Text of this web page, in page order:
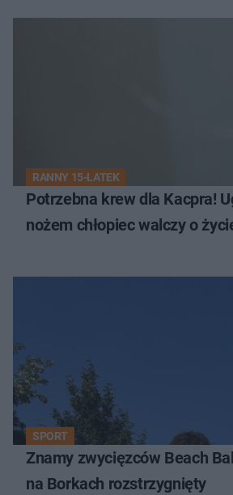
RANNY 15-LATEK
Potrzebna krew dla Kacpra!
nożem chłopiec walczy o
SPORT
Znamy zwycięzców Beach
na Borkach rozstrzygnięty